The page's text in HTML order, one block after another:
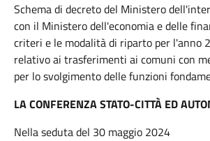
Schema di decreto del Ministero
con il Ministero dell'economia e delle
criteri e le modalità di riparto per l'anno
relativo ai trasferimenti ai comuni con
per lo svolgimento delle funzioni
LA CONFERENZA STATO-CITTÀ ED
Nella seduta del 30 maggio 2024